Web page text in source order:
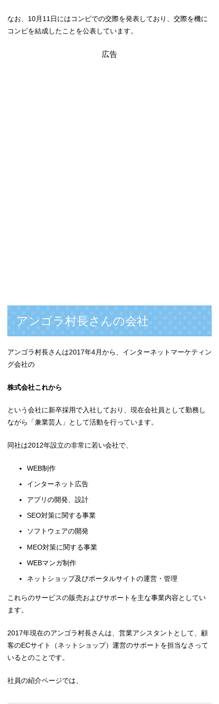
なお、10月11日にはコンビでの交際を発表しており、交際を機に
コンビを結成したことを公表しています。
広告
アンゴラ村長さんの会社
アンゴラ村長さんは2017年4月から、インターネットマーケティン
グ会社の
株式会社これから
という会社に新卒採用で入社しており、現在会社員として勤務し
ながら「兼業芸人」として活動を行っています。
同社は2012年設立の非常に若い会社で、
WEB制作
インターネット広告
アプリの開発、設計
SEO対策に関する事業
ソフトウェアの開発
MEO対策に関する事業
WEBマンガ制作
ネットショップ及びポータルサイトの運営・管理
これらのサービスの販売およびサポートを主な事業内容としてい
ます。
2017年現在のアンゴラ村長さんは、営業アシスタントとして、顧
客のECサイト（ネットショップ）運営のサポートを担当なさって
いるとのことです。
社員の紹介ページでは、